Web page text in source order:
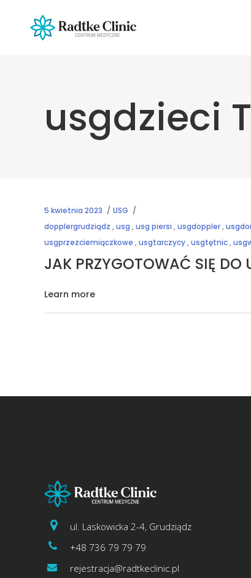
usgdzieci
5 kwietnia 2023
USG
dopplergrudziądz ,usg ,usg piersi ,usgdoppler,
usgprzezciemiączkowe ,usgtarczycy,usgtętnic,
JAK PRZYGOTOWAĆ SIĘ DO
Learn more
ul. Laskowicka 2-4, Grudziądz
+48 736 79 79 79
rejestracja@radtkeclinic.pl